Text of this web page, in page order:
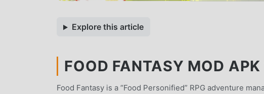
Explore this article
FOOD FANTASY MOD APK
Food Fantasy is a “Food Personified” RPG adventure